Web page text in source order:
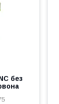
без